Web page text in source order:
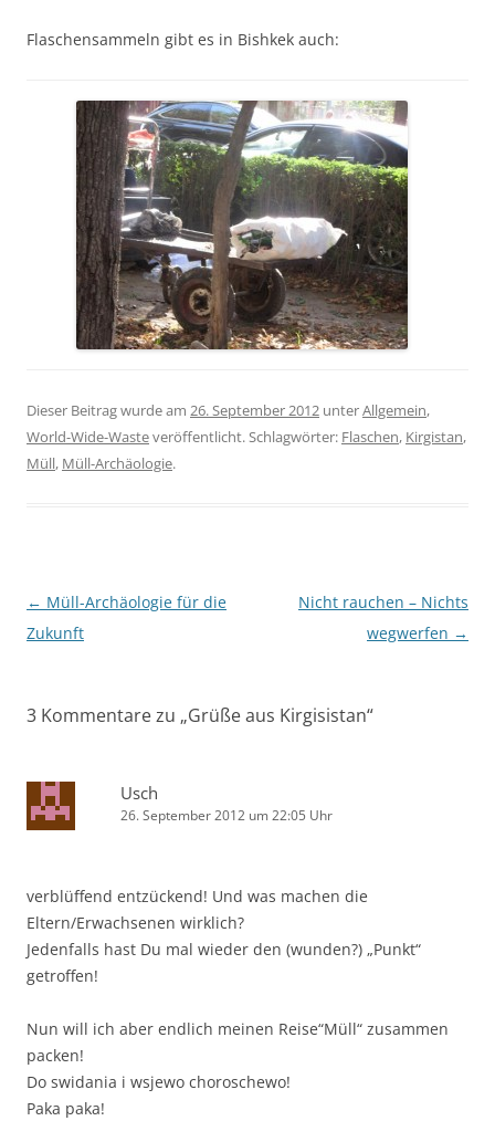
Flaschensammeln gibt es in Bishkek auch:
Dieser Beitrag wurde am 26. September 2012 unterAllgemein,
World-Wide-Wasteveröffentlicht. Schlagwörter: Flaschen, Kirgistan,
Müll, Müll-Archäologie.
Beitragsnavigation
← Müll-Archäologie für die
Zukunft
Nicht rauchen – Nichts
wegwerfen →
3 Kommentare zu „Grüße aus Kirgisistan“
Usch
26. September 2012 um 22:05 Uhr
verblüffend entzückend! Und was machen die
Eltern/Erwachsenen wirklich?
Jedenfalls hast Du mal wieder den (wunden?) „Punkt“
getroffen!
Nun will ich aber endlich meinen Reise“Müll“ zusammen
packen!
Do swidania i wsjewo choroschewo!
Paka paka!